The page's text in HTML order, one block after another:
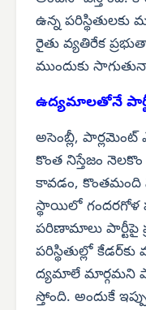
ఉన్న
రైతు వ్యతిరేక
ముందుకు
ఉద్యమాలతోనే పార్టీ
అసెంబ్లీ,
కొంత నిస్తేజం
కావడం, కొంతమంది
స్థాయిలో గందరగోళ
పరిణామాలు పార్టీపై
పరిస్థితుల్లో
ద్యమాలే మార్గమని
స్తోంది. అందుకే